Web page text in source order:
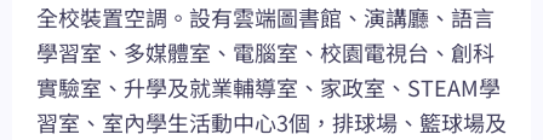
全校裝置空調。設有雲端圖書館、演講廳、語言
學習室、多媒體室、電腦室、校園電視台、創科
實驗室、升學及就業輔導室、家政室、STEAM學
習室、室內學生活動中心3個，排球場、籃球場及